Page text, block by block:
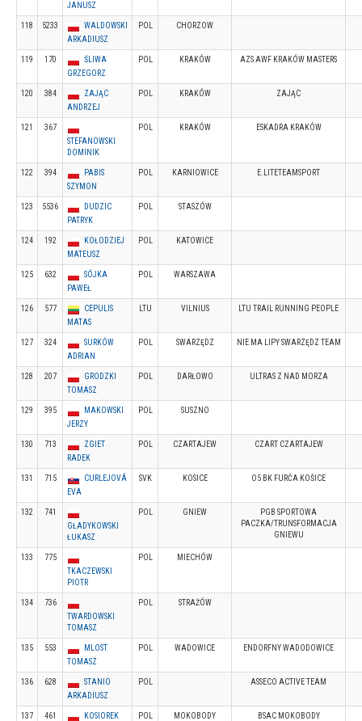
JANUSZ
118 5233
WALDOWSKI
ARKADIUSZ
POL CHORZOW
119 170
ŚLIWA
GRZEGORZ
POL KRAKÓW AZS AWF KRAKÓW MASTERS
120 384
ZAJĄC
ANDRZEJ
POL KRAKÓW ZAJĄC
121
367
STEFANOWSKI
DOMINIK
POL KRAKÓW ESKADRA KRAKÓW
122 394
PABIS
SZYMON
POL KARNIOWICE E.LITETEAMSPORT
123 5536
DUDZIC
PATRYK
POL STASZÓW
124 192
KOŁODZIEJ
MATEUSZ
POL KATOWICE
125 632
SÓJKA
PAWEŁ
POL WARSZAWA
126 577
CEPULIS
MATAS
LTU VILNIUS LTU TRAIL RUNNING PEOPLE
127 324
SURKÓW
ADRIAN
POL SWARZĘDZ NIE MA LIPY SWARZĘDZ TEAM
128 207
GRODZKI
TOMASZ
POL DARŁOWO ULTRAS Z NAD MORZA
129 395
MAKOWSKI
JERZY
POL SUSZNO
130 713
ZGIET
RADEK
POL CZARTAJEW CZART CZARTAJEW
131 715
CURLEJOVÁ
EVA
SVK KOSICE O5 BK FURČA KOŠICE
132
741
GŁADYKOWSKI
ŁUKASZ
POL GNIEW
PGB SPORTOWA
PACZKA/TRUNSFORMACJA
GNIEWU
133
775
TKACZEWSKI
PIOTR
POL MIECHÓW
134
736
TWARDOWSKI
TOMASZ
POL STRAŻÓW
135 553
MLOST
TOMASZ
POL WADOWICE ENDORFNY WADODOWICE
136 628
STANIO
ARKADIUSZ
POL ASSECO ACTIVE TEAM
137 461
KOSIOREK
POL MOKOBODY BSAC MOKOBODY